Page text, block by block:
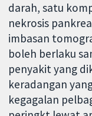
darah, satu
nekrosis
imbasan
boleh berlaku
penyakit yang
keradangan
kegagalan